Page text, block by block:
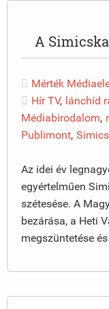
A
Mérték
Hír TV, lánchíd
Médiabirodalom,
Publimont,
Az idei év
egyértelműen
szétesése. A
bezárása, a Heti
megszüntetése